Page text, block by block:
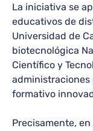
La iniciativa se
educativos de
Universidad de
biotecnológica
Científico y
formativo
Precisamente,